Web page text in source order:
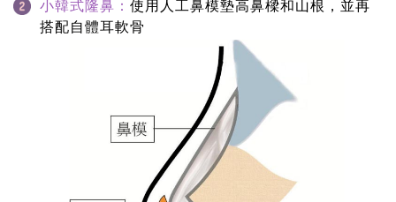
小韓式隆鼻： 使用人工鼻模墊高鼻樑和山根，並再
搭配自體耳軟骨